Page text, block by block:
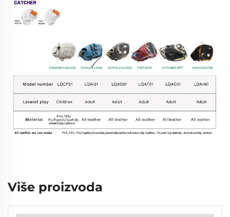
Više proizvoda